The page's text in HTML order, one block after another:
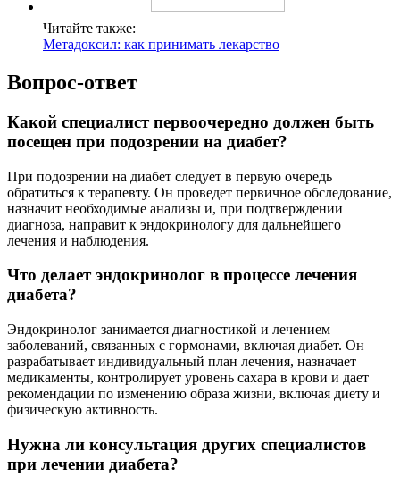
Читайте также:
Метадоксил: как принимать лекарство
Вопрос-ответ
Какой специалист первоочередно должен быть
посещен при подозрении на диабет?
При подозрении на диабет следует в первую очередь
обратиться к терапевту. Он проведет первичное обследование,
назначит необходимые анализы и, при подтверждении
диагноза, направит к эндокринологу для дальнейшего
лечения и наблюдения.
Что делает эндокринолог в процессе лечения
диабета?
Эндокринолог занимается диагностикой и лечением
заболеваний, связанных с гормонами, включая диабет. Он
разрабатывает индивидуальный план лечения, назначает
медикаменты, контролирует уровень сахара в крови и дает
рекомендации по изменению образа жизни, включая диету и
физическую активность.
Нужна ли консультация других специалистов
при лечении диабета?